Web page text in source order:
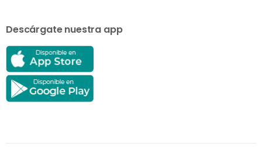
Descárgate nuestra app